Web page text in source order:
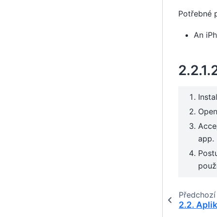
Potřebné
An
app.
Předchozí
2.2.